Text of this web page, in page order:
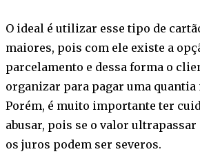
O ideal é utilizar esse tipo de
maiores, pois com ele existe a
parcelamento e dessa forma o
organizar para pagar uma quantia
Porém, é muito importante ter
abusar, pois se o valor
os juros podem ser severos.